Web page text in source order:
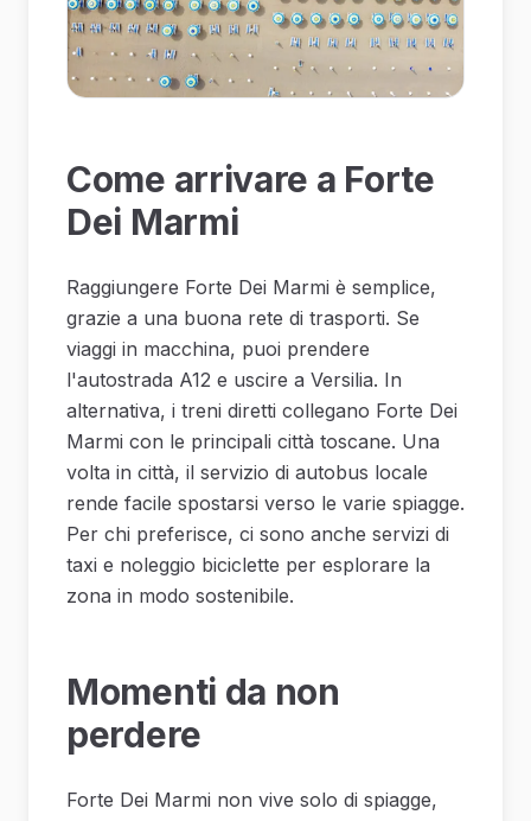
Come arrivare a Forte
Dei Marmi
Raggiungere Forte Dei Marmi è semplice,
grazie a una buona rete di trasporti. Se
viaggi in macchina, puoi prendere
l'autostrada A12 e uscire a Versilia. In
alternativa, i treni diretti collegano Forte Dei
Marmi con le principali città toscane. Una
volta in città, il servizio di autobus locale
rende facile spostarsi verso le varie spiagge.
Per chi preferisce, ci sono anche servizi di
taxi e noleggio biciclette per esplorare la
zona in modo sostenibile.
Momenti da non
perdere
Forte Dei Marmi non vive solo di spiagge,